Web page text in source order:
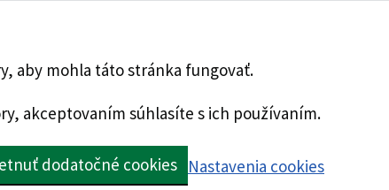
aby mohla táto stránka fungovať.
akceptovaním súhlasíte s ich používaním.
dodatočné cookies Nastavenia cookies